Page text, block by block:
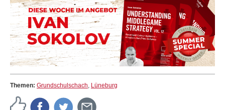
Themen: Grundschulschach, Lüneburg